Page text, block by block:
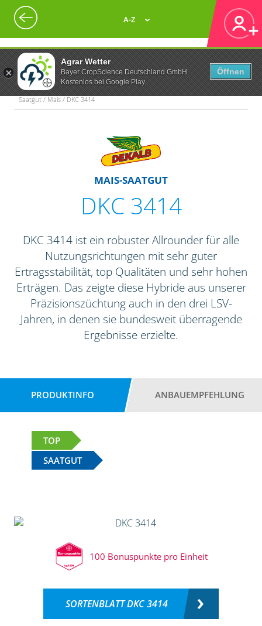
Agrar Wetter
Bayer CropScience Deutschland GmbH
Kostenlos bei Google Play
Öffnen
A-Z
Saatgut / Mais / DKC 3414
MAIS-SAATGUT
DKC 3414
DKC 3414 ist ein robuster Allrounder für alle
Nutzungsrichtungen mit sehr guter
Ertragsstabilität, top Qualitäten und sehr hohen
Erträgen. Das zeigte diese Hybride aus unserer
Präzisionszüchtung auch in den drei LSV-
Jahren, in denen sie bundesweit überragende
Ergebnisse erzielte.
PRODUKTINFO ANBAUEMPFEHLUNG
TOP
SAATGUT
100 Bonuspunkte pro Einheit
SORTENBLATT DKC 3414